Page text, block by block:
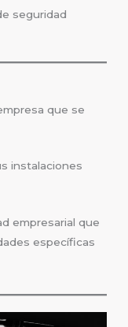
seguridad
que se
instalaciones
empresarial que
específicas